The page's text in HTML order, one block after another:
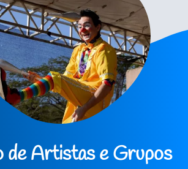
de Artistas e Grupos